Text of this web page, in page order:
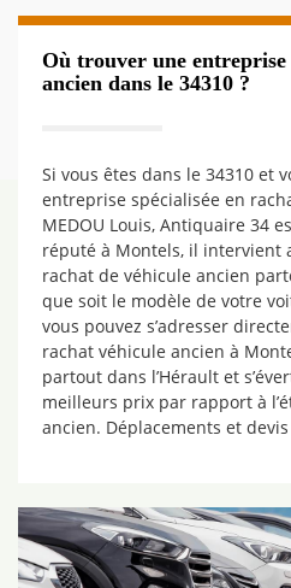
Où trouver une
ancien dans le 34310 ?
Si vous êtes dans le 34310 et
entreprise spécialisée en
MEDOU Louis, Antiquaire 34
réputé à Montels, il intervient
rachat de véhicule ancien
que soit le modèle de votre
vous pouvez s’adresser
rachat véhicule ancien à
partout dans l’Hérault et
meilleurs prix par rapport à
ancien. Déplacements et